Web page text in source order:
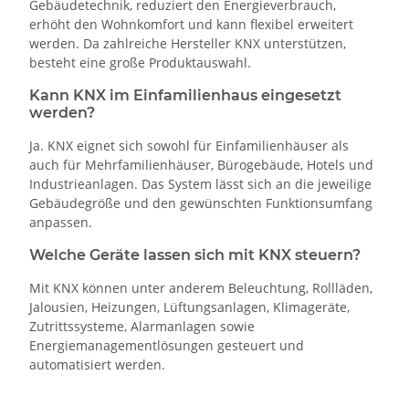
Gebäudetechnik, reduziert den Energieverbrauch,
erhöht den Wohnkomfort und kann flexibel erweitert
werden. Da zahlreiche Hersteller KNX unterstützen,
besteht eine große Produktauswahl.
Kann KNX im Einfamilienhaus eingesetzt
werden?
Ja. KNX eignet sich sowohl für Einfamilienhäuser als
auch für Mehrfamilienhäuser, Bürogebäude, Hotels und
Industrieanlagen. Das System lässt sich an die jeweilige
Gebäudegröße und den gewünschten Funktionsumfang
anpassen.
Welche Geräte lassen sich mit KNX steuern?
Mit KNX können unter anderem Beleuchtung, Rollläden,
Jalousien, Heizungen, Lüftungsanlagen, Klimageräte,
Zutrittssysteme, Alarmanlagen sowie
Energiemanagementlösungen gesteuert und
automatisiert werden.